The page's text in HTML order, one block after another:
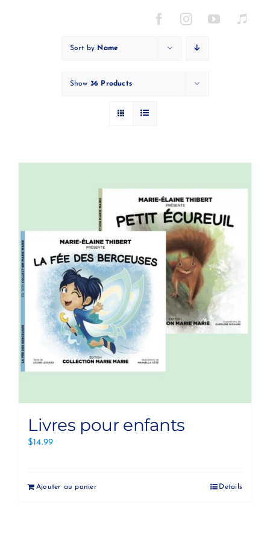
Sort by Name
Show 36 Products
Livres pour enfants
$14.99
Ajouter au panier Details